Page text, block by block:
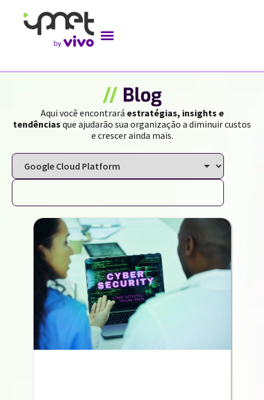
// Blog
Aqui você encontrará estratégias, insights e
tendências que ajudarão sua organização a diminuir custos
e crescer ainda mais.